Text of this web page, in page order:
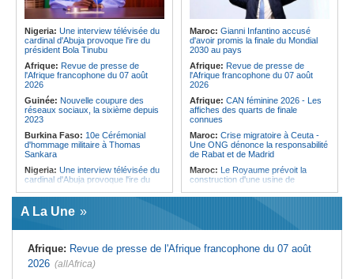
la liberté
Rome et Kigali discutent
d'une possible externalisation au
pays des procédures d'asile à
destination de l'Italie
d'une possible externalisation au
pays des procédures d'asile à
destination de l'Italie
Somalie:Le camp de Galkayo
frappé par une violente attaque des
Forces du Puntland
Nigeria: Une interview télévisée du
cardinal d'Abuja provoque l'ire du
président Bola Tinubu
Afrique: Revue de presse de
l'Afrique francophone du 07 août
2026
Guinée: Nouvelle coupure des
réseaux sociaux, la sixième depuis
2023
Burkina Faso: 10e Cérémonial
d'hommage militaire à Thomas
Sankara
Nigeria: Une interview télévisée du
cardinal d'Abuja provoque l'ire du
Afrique de l'Ouest:
22 milliards de FCFA en obligations
l'UEMOA
Cote d'Ivoire:Le retour du tambour
parleur «Djidji Ayôkwé» prend une
dimension politique
Maroc: Gianni Infantino accusé
d'avoir promis la finale du Mondial
2030 au pays
Afrique: Revue de presse de
l'Afrique francophone du 07 août
2026
Afrique: CAN féminine 2026 - Les
affiches des quarts de finale
connues
Maroc: Crise migratoire à Ceuta -
Une ONG dénonce la responsabilité
de Rabat et de Madrid
Maroc: Le Royaume prévoit la
construction d'une usine de
déchets à Casablanca
agents de sécurité, selon des
associations
A La Une
Afrique: Revue de presse de l'Afrique francophone du 07 août
2026 (allAfrica)